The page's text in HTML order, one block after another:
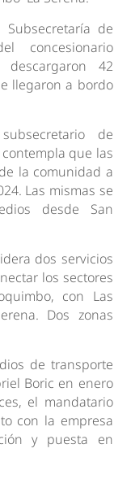
de
concesionario
42
llegaron a bordo
de
contempla que las
la comunidad a
Las mismas se
desde San
dos servicios
los sectores
con Las
Dos zonas
de transporte
Boric en enero
el mandatario
con la empresa
y puesta en